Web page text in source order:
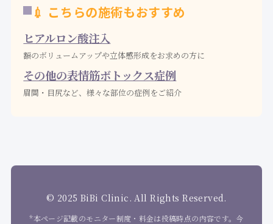
💉 こちらの施術もおすすめ
ヒアルロン酸注入
額のボリュームアップや立体感形成をお求めの方に
その他の表情筋ボトックス症例
眉間・目尻など、様々な部位の症例をご紹介
© 2025 BiBi Clinic. All Rights Reserved.
*本ページ記載のモニター制度・料金は投稿時点の内容です。今